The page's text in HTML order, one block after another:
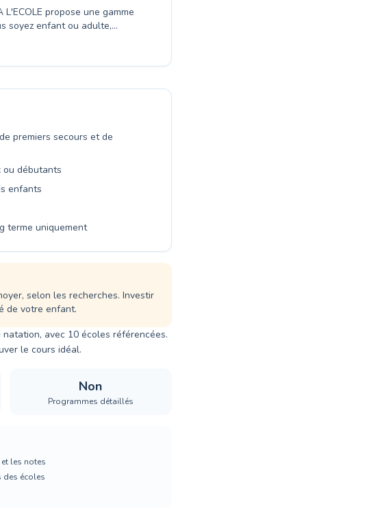
propose une gamme
soyez enfant ou adulte,
à perfectionner votre
d'apprentissage
votre aisance aquatique et
et
premiers secours et de
ou débutants
enfants
terme uniquement
selon les recherches. Investir
de votre enfant.
avec 10 écoles référencées.
le cours idéal.
Non
Programmes détaillés
les notes
des écoles